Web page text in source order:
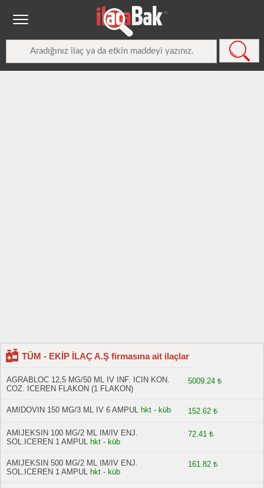
TÜM - EKİP İLAÇ A.Ş firmasına ait ilaçlar
AGRABLOC 12,5 MG/50 ML IV INF. ICIN KON.
COZ. ICEREN FLAKON (1 FLAKON)
5009.24 ₺
AMIDOVIN 150 MG/3 ML IV 6 AMPUL hkt - küb 152.62 ₺
AMIJEKSIN 100 MG/2 ML IM/IV ENJ.
SOL.ICEREN 1 AMPUL hkt - küb
72.41 ₺
AMIJEKSIN 500 MG/2 ML IM/IV ENJ.
SOL.ICEREN 1 AMPUL hkt - küb
161.82 ₺